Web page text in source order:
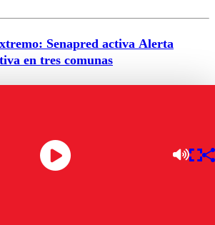
Senapred activa Alerta
en tres comunas